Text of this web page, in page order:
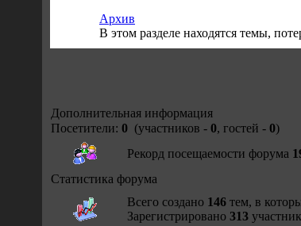
Архив
В этом разделе находятся темы,
Дополнительная информация
Посетители: 0 (участников - 0, гостей - 0)
Рекорд посещаемости форума
Статистика форума
Всего создано 146 тем, в
Зарегистрировано 313